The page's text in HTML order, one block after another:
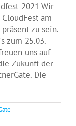
2021 Wir
am
zu sein.
zum 25.03.
uns auf
Zukunft der
Die